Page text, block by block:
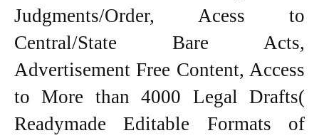
Judgments/Order, Acess to
Central/State Bare Acts,
Advertisement Free Content, Access
to More than 4000 Legal Drafts(
Readymade Editable Formats of